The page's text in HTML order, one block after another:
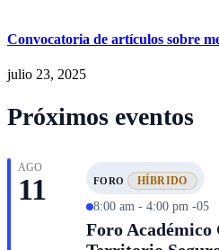
Convocatoria de artículos sobre
julio 23, 2025
Próximos eventos
AGO
11 FORO HÍBRIDO
8:00 am - 4:00 pm -05
Foro Académico